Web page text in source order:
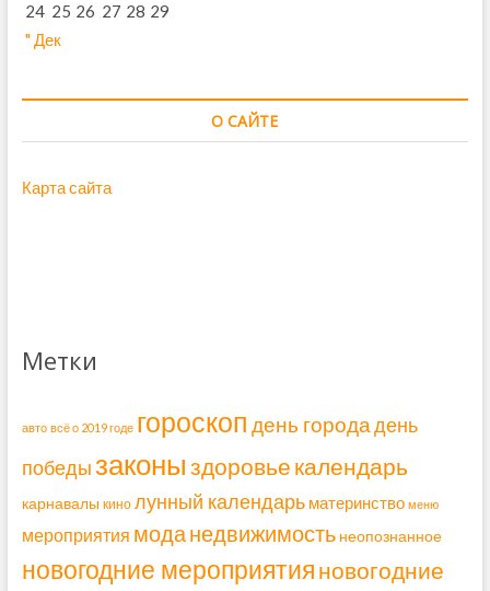
" Дек
24 25 26 27 28 29
О САЙТЕ
Карта сайта
Метки
авто всё о 2019 годе гороскоп день городадень
победызаконыздоровье календарь
карнавалы кино лунный календарь материнство меню
мероприятия моданедвижимость неопознанное
новогодние мероприятия новогодние